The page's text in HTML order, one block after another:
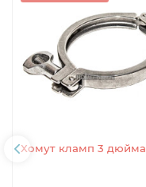
Хомут кламп 3 дюйма